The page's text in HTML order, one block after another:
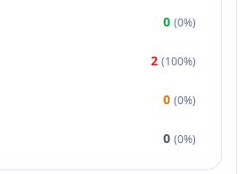
0 (0%)
2 (100%)
0 (0%)
0 (0%)